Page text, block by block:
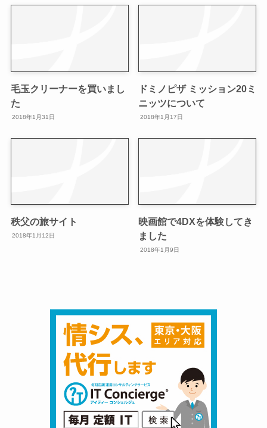
毛玉クリーナーを買いまし
た
2018年1月31日
ドミノピザ ミッション20ミ
ニッツについて
2018年1月17日
秩父の旅サイト
2018年1月12日
映画館で4DXを体験してき
ました
2018年1月9日